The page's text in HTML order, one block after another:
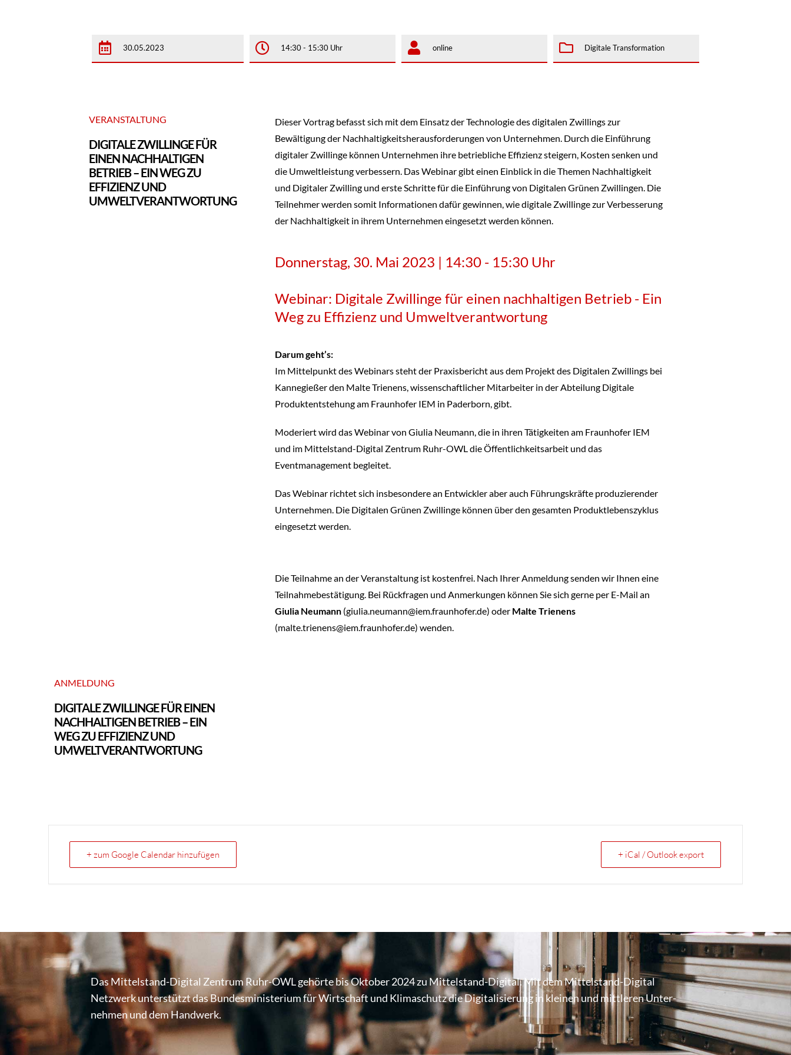
30.05.2023 14:30 - 15:30 Uhr online Digitale Transformation
VERANSTALTUNG
DIGITALE ZWILLINGE FÜR
EINEN NACHHALTIGEN
BETRIEB – EIN WEG ZU
EFFIZIENZ UND
UMWELTVERANTWORTUNG
Dieser Vortrag befasst sich mit dem Einsatz der Technologie des digitalen Zwillings zur
Bewältigung der Nachhaltigkeitsherausforderungen von Unternehmen. Durch die Einführung
digitaler Zwillinge können Unternehmen ihre betriebliche Effizienz steigern, Kosten senken und
die Umweltleistung verbessern. Das Webinar gibt einen Einblick in die Themen Nachhaltigkeit
und Digitaler Zwilling und erste Schritte für die Einführung von Digitalen Grünen Zwillingen . Die
Teilnehmer werden somit Informationen dafür gewinnen, wie digitale Zwillinge zur Verbesserung
der Nachhaltigkeit in ihrem Unternehmen eingesetzt werden können.
Donnerstag, 30. Mai 2023 | 14:30 - 15:30 Uhr
Webinar: Digitale Zwillinge für einen nachhaltigen Betrieb - Ein
Weg zu Effizienz und Umweltverantwortung
Darum geht’s:
Im Mittelpunkt des Webinars steht der Praxisbericht aus dem Projekt des Digitalen Zwillings bei
Kannegießer den Malte Trienens, wissenschaftlicher Mitarbeiter in der Abteilung Digitale
Produktentstehung am Fraunhofer IEM in Paderborn, gibt.
Moderiert wird das Webinar von Giulia Neumann, die in ihren Tätigkeiten am Fraunhofer IEM
und im Mittelstand-Digital Zentrum Ruhr-OWL die Öffentlichkeitsarbeit und das
Eventmanagement begleitet.
Das Webinar richtet sich insbesondere an Entwickler aber auch Führungskräfte produzierender
Unternehmen. Die Digitalen Grünen Zwillinge können über den gesamten Produktlebenszyklus
eingesetzt werden.
Die Teilnahme an der Veranstaltung ist kostenfrei. Nach Ihrer Anmeldung senden wir Ihnen eine
Teilnahmebestätigung. Bei Rückfragen und Anmer­kungen können Sie sich gerne per E-Mail an
Giulia Neumann (giulia.neumann@iem.fraunhofer.de) oder Malte Trienens
(malte.trienens@iem.fraunhofer.de) wenden.
ANMELDUNG
DIGITALE ZWILLINGE FÜR EINEN
NACHHALTIGEN BETRIEB – EIN
WEG ZU EFFIZIENZ UND
UMWELTVERANTWORTUNG
+ zum Google Calendar hinzufügen + iCal / Outlook export
Das Mittel­stand-Digital Zentrum Ruhr-OWL gehörte bis Oktober 2024 zu Mittel­stand-Digital. Mit dem Mittel­stand-Digital
Netzwerk unter­stützt das Bundes­mi­nis­te­rium für Wirt­schaft und Klima­schutz die Digi­ta­li­sie­rung in kleinen und mittleren Unter­
nehmen und dem Handwerk.